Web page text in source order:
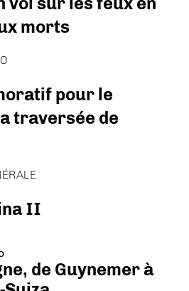
morts
pour le
traversée de
II
de Guynemer à